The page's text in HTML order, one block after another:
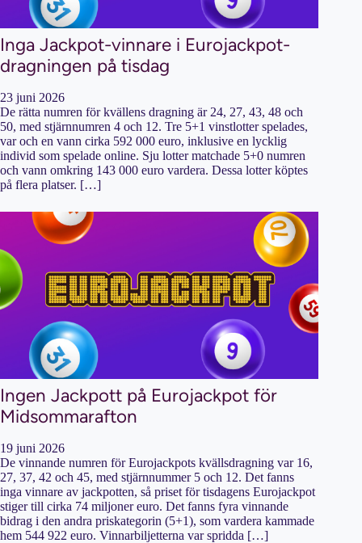
Inga Jackpot-vinnare i Eurojackpot-
dragningen på tisdag
23 juni 2026
De rätta numren för kvällens dragning är 24, 27, 43, 48 och
50, med stjärnnumren 4 och 12. Tre 5+1 vinstlotter spelades,
var och en vann cirka 592 000 euro, inklusive en lycklig
individ som spelade online. Sju lotter matchade 5+0 numren
och vann omkring 143 000 euro vardera. Dessa lotter köptes
på flera platser. […]
Ingen Jackpott på Eurojackpot för
Midsommarafton
19 juni 2026
De vinnande numren för Eurojackpots kvällsdragning var 16,
27, 37, 42 och 45, med stjärnnummer 5 och 12. Det fanns
inga vinnare av jackpotten, så priset för tisdagens Eurojackpot
stiger till cirka 74 miljoner euro. Det fanns fyra vinnande
bidrag i den andra priskategorin (5+1), som vardera kammade
hem 544 922 euro. Vinnarbiljetterna var spridda […]